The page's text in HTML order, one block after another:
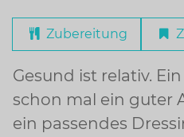
Zubereitung
Gesund ist relativ.
schon mal ein guter
ein passendes